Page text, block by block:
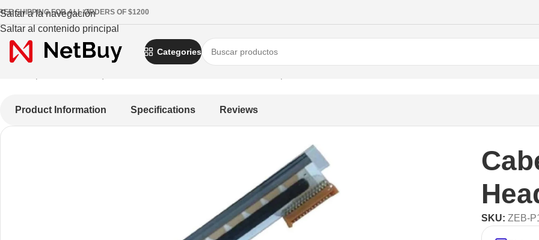
Saltar a la navegación
Saltar al contenido principal
SHIPPING FOR ALL ORDERS OF $1200
Categories
Product Information Specifications Reviews
SKU:ZEB-